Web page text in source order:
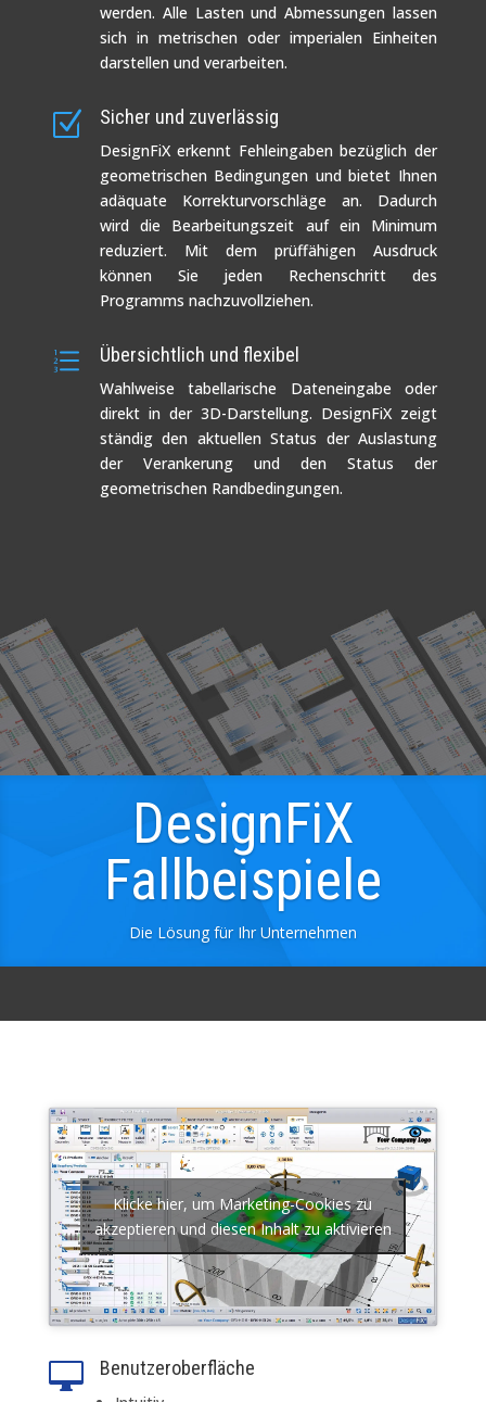
werden. Alle Lasten und Abmessungen lassen
sich in metrischen oder imperialen Einheiten
darstellen und verarbeiten.
Z Sicher und zuverlässig
DesignFiX erkennt Fehleingaben bezüglich der
geometrischen Bedingungen und bietet Ihnen
adäquate Korrekturvorschläge an. Dadurch
wird die Bearbeitungszeit auf ein Minimum
reduziert. Mit dem prüffähigen Ausdruck
können Sie jeden Rechenschritt des
Programms nachzuvollziehen.
e Übersichtlich und flexibel
Wahlweise tabellarische Dateneingabe oder
direkt in der 3D-Darstellung. DesignFiX zeigt
ständig den aktuellen Status der Auslastung
der Verankerung und den Status der
geometrischen Randbedingungen.
Klicke hier, um Marketing-Cookies zu
akzeptieren und diesen Inhalt zu aktivieren
 Benutzeroberfläche